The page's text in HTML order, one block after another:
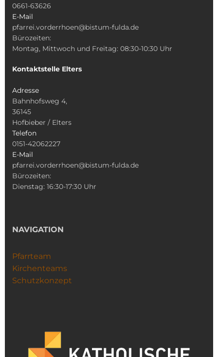
0661-63626
E-Mail
pfarrei.vorderrhoen@bistum-fulda.de
Bürozeiten:
Montag, Mittwoch und Freitag: 08:30-10:30 Uhr
Kontaktstelle Elters
Adresse
Bahnhofsweg 4,
36145
Hofbieber / Elters
Telefon
0151-42062227
E-Mail
pfarrei.vorderrhoen@bistum-fulda.de
Bürozeiten:
Dienstag: 16:30-17:30 Uhr
NAVIGATION
Pfarrteam
Kirchenteams
Schutzkonzept